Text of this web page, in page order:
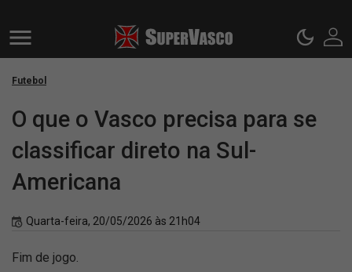
Futebol
O que o Vasco precisa para se
classificar direto na Sul-
Americana
Quarta-feira, 20/05/2026 às 21h04
Fim de jogo.